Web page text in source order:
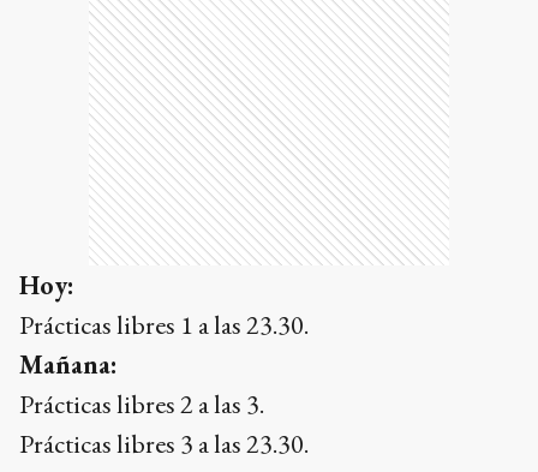
Hoy:
Prácticas libres 1 a las 23.30.
Mañana:
Prácticas libres 2 a las 3.
Prácticas libres 3 a las 23.30.